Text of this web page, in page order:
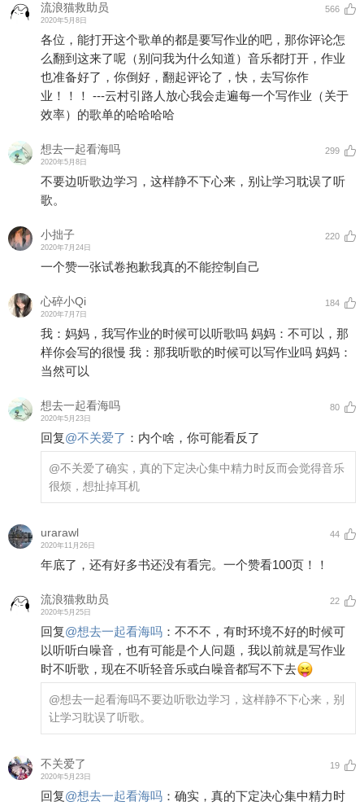
流浪猫救助员
2020年5月8日
566
各位，能打开这个歌单的都是要写作业的吧，那你评论怎
么翻到这来了呢（别问我为什么知道）音乐都打开，作业
也准备好了，你倒好，翻起评论了，快，去写你作
业！！！ ---云村引路人放心我会走遍每一个写作业（关于
效率）的歌单的哈哈哈哈
想去一起看海吗
2020年5月8日
299
不要边听歌边学习，这样静不下心来，别让学习耽误了听
歌。
小拙子
2020年7月24日
220
一个赞一张试卷抱歉我真的不能控制自己
心碎小Qi
2020年7月7日
184
我：妈妈，我写作业的时候可以听歌吗 妈妈：不可以，那
样你会写的很慢 我：那我听歌的时候可以写作业吗 妈妈：
当然可以
想去一起看海吗
2020年5月23日
80
回复@不关爱了 ： 内个啥，你可能看反了
@不关爱了确实，真的下定决心集中精力时反而会觉得音乐
很烦，想扯掉耳机
urarawl
2020年11月26日
44
年底了，还有好多书还没有看完。一个赞看100页！！
流浪猫救助员
2020年5月25日
22
回复@想去一起看海吗 ： 不不不，有时环境不好的时候可
以听听白噪音，也有可能是个人问题，我以前就是写作业
时不听歌，现在不听轻音乐或白噪音都写不下去
@想去一起看海吗不要边听歌边学习，这样静不下心来，别
让学习耽误了听歌。
不关爱了
2020年5月23日
19
回复@想去一起看海吗 ： 确实，真的下定决心集中精力时